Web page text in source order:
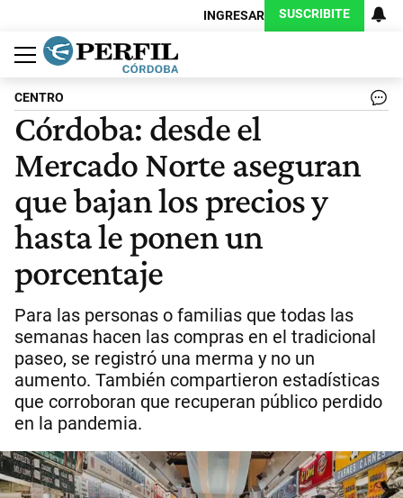
INGRESAR SUSCRIBITE
Política
Economía
Judiciales
Sociedad
Cultura
Espectáculos
Deportes
Protagonistas
CENTRO
Córdoba: desde el
Mercado Norte aseguran
que bajan los precios y
hasta le ponen un
porcentaje
Para las personas o familias que todas las
semanas hacen las compras en el tradicional
paseo, se registró una merma y no un
aumento. También compartieron estadísticas
que corroboran que recuperan público perdido
en la pandemia.